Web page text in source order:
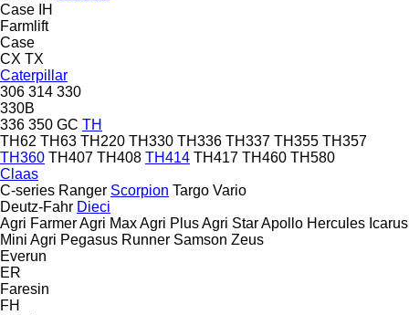
Case IH
Farmlift
Case
CX TX
Caterpillar
306 314 330
330B
336 350 GC TH
TH62 TH63 TH220 TH330 TH336 TH337 TH355 TH357
TH360 TH407 TH408 TH414 TH417 TH460 TH580
Claas
C-series Ranger Scorpion Targo Vario
Deutz-Fahr Dieci
Agri FarmerAgri MaxAgri PlusAgri StarApollo Hercules Icarus
Mini Agri Pegasus Runner Samson Zeus
Everun
ER
Faresin
FH